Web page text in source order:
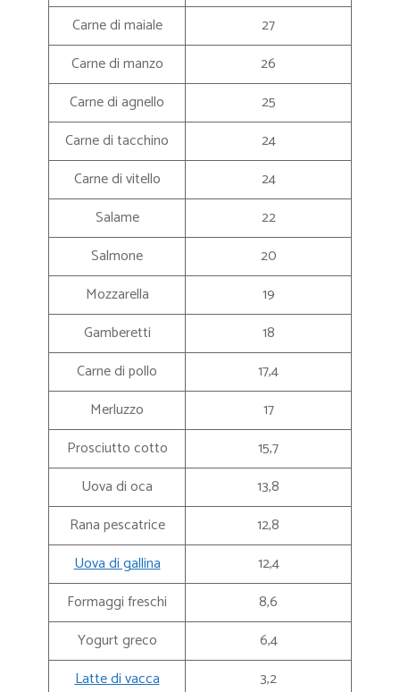
Carne di maiale
27
Carne di manzo
26
Carne di agnello
25
Carne di tacchino
24
Carne di vitello
24
Salame
22
Salmone
20
Mozzarella
19
Gamberetti
18
Carne di pollo
17,4
Merluzzo
17
Prosciutto cotto
15,7
Uova di oca
13,8
Rana pescatrice
12,8
Uova di gallina
12,4
Formaggi freschi
8,6
Yogurt greco
6,4
Latte di vacca
3,2